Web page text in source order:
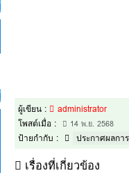
ผู้เขียน :
administrator
โพสต์เมื่อ :
14 พ.ย. 2568
ป้ายกำกับ : ประกาศผลก
เรื่องที่เกี่ยวข้อง